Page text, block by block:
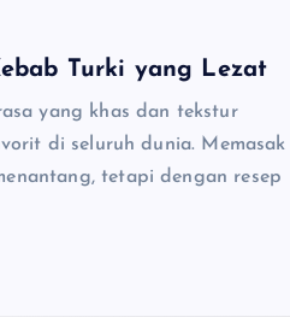
Turki yang Lezat
yang khas dan tekstur
di seluruh dunia. Memasak
tetapi dengan resep